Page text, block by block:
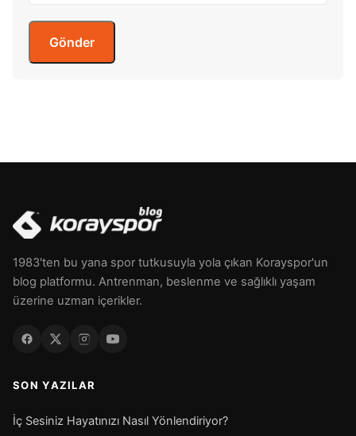
1983'ten bu yana spor tutkusuyla yola çıkan Korayspor'un
blog platformu. Antrenman, beslenme ve sağlıklı yaşam
üzerine uzman içerikler.
SON YAZILAR
İç Sesiniz Hayatınızı Nasıl Yönlendiriyor?